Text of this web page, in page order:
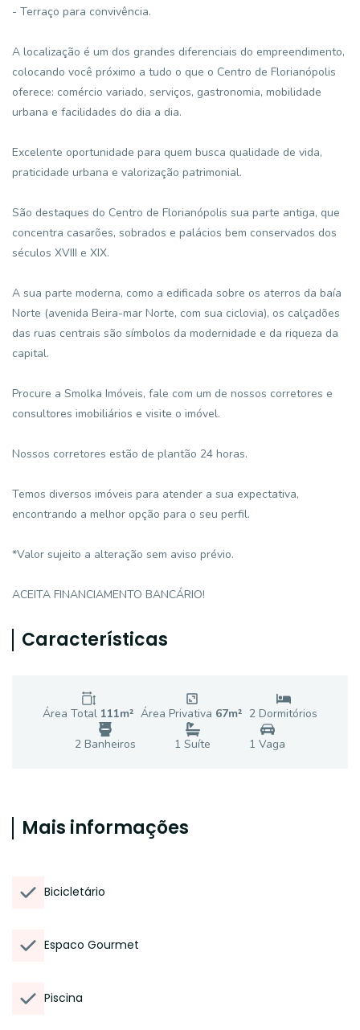
- Terraço para convivência.
A localização é um dos grandes diferenciais do empreendimento,
colocando você próximo a tudo o que o Centro de Florianópolis
oferece: comércio variado, serviços, gastronomia, mobilidade
urbana e facilidades do dia a dia.
Excelente oportunidade para quem busca qualidade de vida,
praticidade urbana e valorização patrimonial.
São destaques do Centro de Florianópolis sua parte antiga, que
concentra casarões, sobrados e palácios bem conservados dos
séculos XVIII e XIX.
A sua parte moderna, como a edificada sobre os aterros da baía
Norte (avenida Beira-mar Norte, com sua ciclovia), os calçadões
das ruas centrais são símbolos da modernidade e da riqueza da
capital.
Procure a Smolka Imóveis, fale com um de nossos corretores e
consultores imobiliários e visite o imóvel.
Nossos corretores estão de plantão 24 horas.
Temos diversos imóveis para atender a sua expectativa,
encontrando a melhor opção para o seu perfil.
*Valor sujeito a alteração sem aviso prévio.
ACEITA FINANCIAMENTO BANCÁRIO!
Características
Área Total 111m² Área Privativa 67m² 2 Dormitórios
2 Banheiros 1 Suíte 1 Vaga
Mais informações
Bicicletário
Espaco Gourmet
Piscina